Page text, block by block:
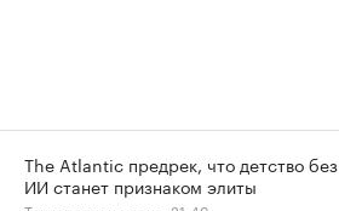
The Atlantic предрек, что детство без
ИИ станет признаком элиты